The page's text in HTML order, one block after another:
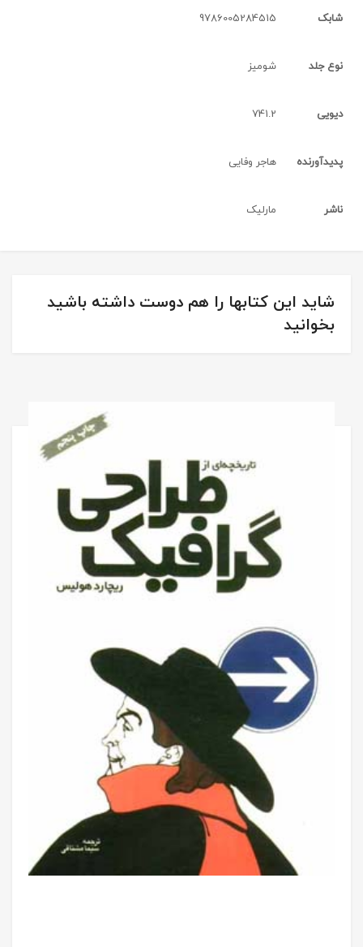
شابک 9786005284515
نوع جلد شوميز
دیویی 741.2
پدیدآورنده هاجر وفایی
ناشر مارلیک
شاید این کتابها را هم دوست داشته باشید
بخوانید